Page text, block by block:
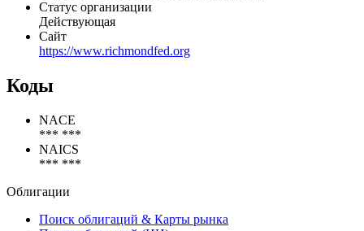
Наименование организации
Федеральный резервный банк Ричмонда
Статус организации
Сайт
Коды
*** ***
*** ***